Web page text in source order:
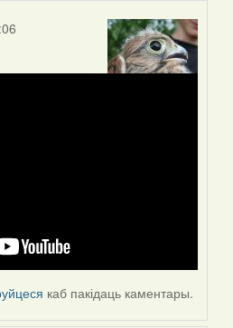
каб пакідаць каментары.